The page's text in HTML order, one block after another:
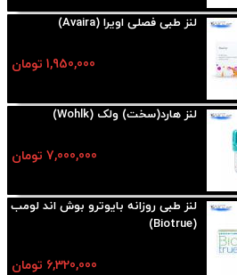
لنز طبی فصلی اویرا (Avaira)
1,950,000 تومان
لنز هارد(سخت) ولک (Wohlk)
7,000,000 تومان
لنز طبی روزانه بایوترو بوش اند لومب
(Biotrue)
6,320,000 تومان